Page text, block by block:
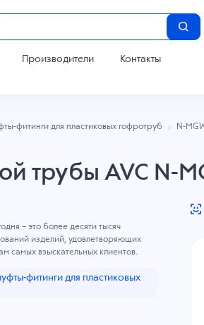
Производители Контакты
фитинги для пластиковых гофротруб N-
трубы AVC N-
– это более десяти тысяч
изделий, удовлетворяющих
самых взыскательных клиентов.
фитинги для пластиковых